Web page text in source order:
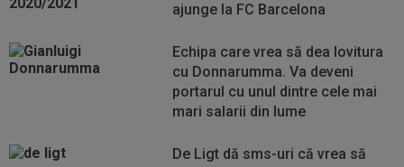
ajunge la FC Barcelona
Echipa care vrea să dea lovitura
cu Donnarumma. Va deveni
portarul cu unul dintre cele mai
mari salarii din lume
De Ligt dă sms-uri că vrea să